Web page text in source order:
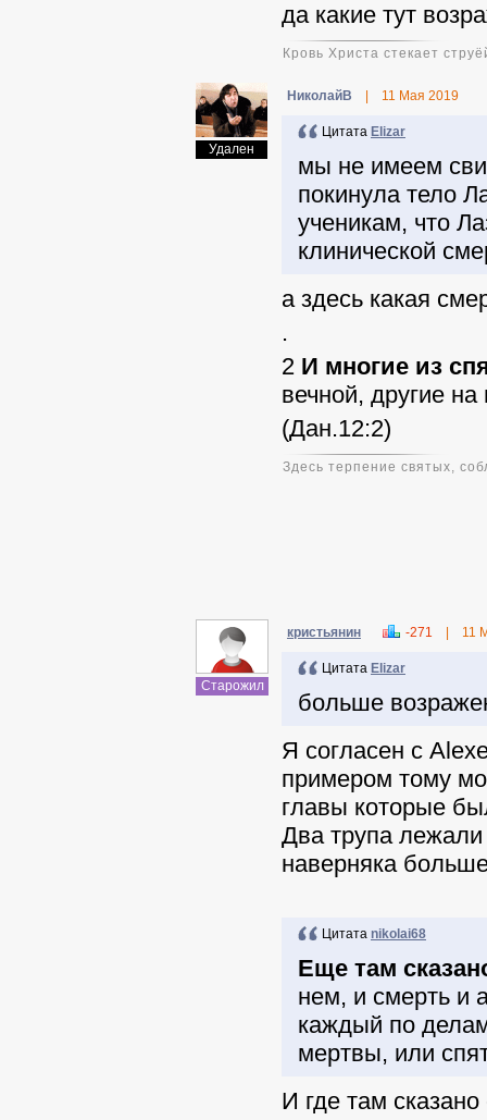
да какие тут
Кровь Христа стекает
Удален
НиколайВ 11 Мая 2019
Цитата Elizar
мы не имеем
покинула тело
ученикам, что
клинической
а здесь какая
.
2 И многие из
вечной, другие
(Дан.12:2)
Здесь терпение святых,
Старожил
кристьянин -271 11
Цитата Elizar
больше
Я согласен с
примером тому
главы которые
Два трупа
наверняка
Цитата nikolai68
Еще там
нем, и смерть и
каждый по
мертвы, или
И где там